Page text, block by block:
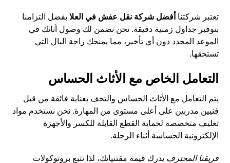
تعتبر شركتنا أفضل شركة نقل عفش في العلا بفضل التزامنا
بتوفير جداول زمنية دقيقة. نحن نضمن لك وصول أثاثك في
الموعد المحدد دون أي تأخير، مما يمنحك راحة البال التي
تستحقها.
التعامل الخاص مع الأثاث الحساس
يتم التعامل مع الأثاث الحساس والتحف بعناية فائقة من قبل
فنيين مدربين على أعلى مستوى من المهارة. نحن نستخدم مواد
تغليف متخصصة لحماية القطع القابلة للكسر والأجهزة
الإلكترونية الحساسة أثناء الرحلة.
فريقنا المحترف يدرك قيمة مقتنياتك، لذا نتبع بروتوكولات